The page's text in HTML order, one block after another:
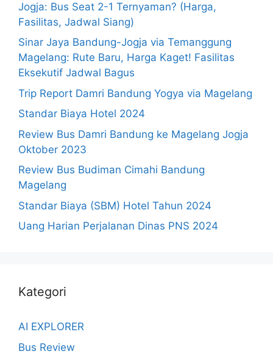
Jogja: Bus Seat 2-1 Ternyaman? (Harga,
Fasilitas, Jadwal Siang)
Sinar Jaya Bandung-Jogja via Temanggung
Magelang: Rute Baru, Harga Kaget! Fasilitas
Eksekutif Jadwal Bagus
Trip Report Damri Bandung Yogya via Magelang
Standar Biaya Hotel 2024
Review Bus Damri Bandung ke Magelang Jogja
Oktober 2023
Review Bus Budiman Cimahi Bandung
Magelang
Standar Biaya (SBM) Hotel Tahun 2024
Uang Harian Perjalanan Dinas PNS 2024
Kategori
AI EXPLORER
Bus Review